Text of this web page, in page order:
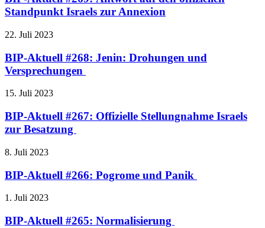
Standpunkt Israels zur Annexion
22. Juli 2023
BIP-Aktuell #268: Jenin: Drohungen und
Versprechungen
15. Juli 2023
BIP-Aktuell #267: Offizielle Stellungnahme Israels
zur Besatzung
8. Juli 2023
BIP-Aktuell #266: Pogrome und Panik
1. Juli 2023
BIP-Aktuell #265: Normalisierung